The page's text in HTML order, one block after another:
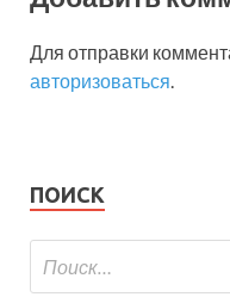
Для отправки
авторизоваться.
ПОИСК